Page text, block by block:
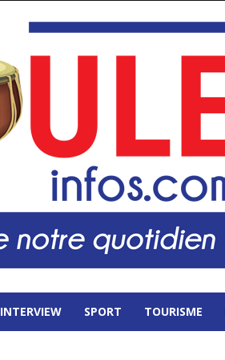
INTERVIEW SPORT TOURISME